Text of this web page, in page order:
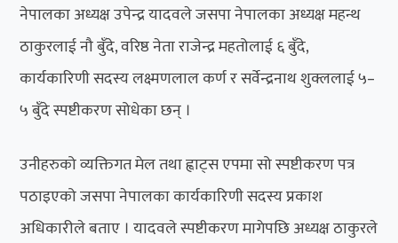
नेपालका अध्यक्ष उपेन्द्र यादवले जसपा नेपालका अध्यक्ष महन्थ
ठाकुरलाई नौ बुँदे, वरिष्ठ नेता राजेन्द्र महतोलाई ६ बुँदे,
कार्यकारिणी सदस्य लक्ष्मणलाल कर्ण र सर्वेन्द्रनाथ शुक्ललाई ५–
५ बुँदे स्पष्टीकरण सोधेका छन् ।
उनीहरुको व्यक्तिगत मेल तथा ह्वाट्स एपमा सो स्पष्टीकरण पत्र
पठाइएको जसपा नेपालका कार्यकारिणी सदस्य प्रकाश
अधिकारीले बताए । यादवले स्पष्टीकरण मागेपछि अध्यक्ष ठाकुरले